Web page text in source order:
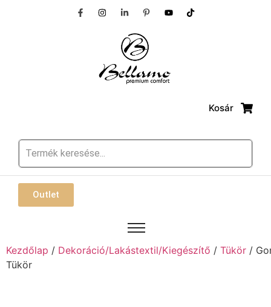
Kosár
Outlet
Kezdőlap / Dekoráció/Lakástextil/Kiegészítő / Tükör /
Tükör